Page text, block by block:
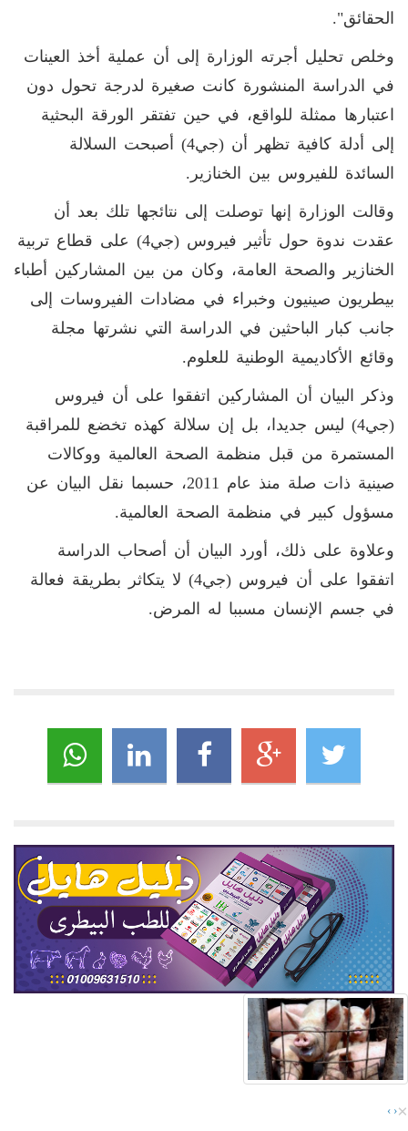
الحقائق".
وخلص تحليل أجرته الوزارة إلى أن عملية أخذ العينات
في الدراسة المنشورة كانت صغيرة لدرجة تحول دون
اعتبارها ممثلة للواقع، في حين تفتقر الورقة البحثية
إلى أدلة كافية تظهر أن (جي4) أصبحت السلالة
السائدة للفيروس بين الخنازير.
وقالت الوزارة إنها توصلت إلى نتائجها تلك بعد أن
عقدت ندوة حول تأثير فيروس (جي4) على قطاع تربية
الخنازير والصحة العامة، وكان من بين المشاركين أطباء
بيطريون صينيون وخبراء في مضادات الفيروسات إلى
جانب كبار الباحثين في الدراسة التي نشرتها مجلة
وقائع الأكاديمية الوطنية للعلوم.
وذكر البيان أن المشاركين اتفقوا على أن فيروس
(جي4) ليس جديدا، بل إن سلالة كهذه تخضع للمراقبة
المستمرة من قبل منظمة الصحة العالمية ووكالات
صينية ذات صلة منذ عام 2011، حسبما نقل البيان عن
مسؤول كبير في منظمة الصحة العالمية.
وعلاوة على ذلك، أورد البيان أن أصحاب الدراسة
اتفقوا على أن فيروس (جي4) لا يتكاثر بطريقة فعالة
في جسم الإنسان مسببا له المرض.
‹
› ×